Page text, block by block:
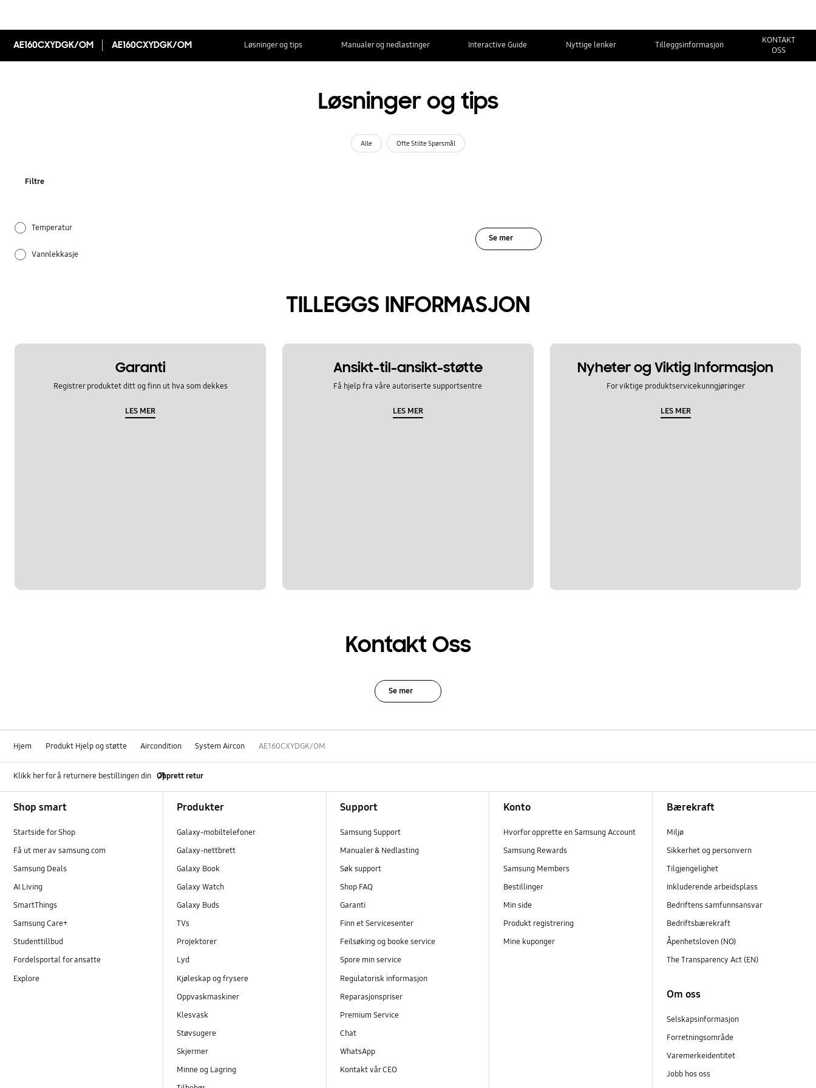
AE160CXYDGK/OM AE160CXYDGK/OM Løsninger og tips Manualer og nedlastinger Interactive Guide Nyttige lenker Tilleggsinformasjon
KONTAKT
OSS
Løsninger og tips
Alle Ofte Stilte Spørsmål
Filtre
Temperatur
Vannlekkasje
Se mer
TILLEGGS INFORMASJON
Garanti
Registrer produktet ditt og finn ut hva som dekkes
LES MER
Ansikt-til-ansikt-støtte
Få hjelp fra våre autoriserte supportsentre
LES MER
Nyheter og Viktig Informasjon
For viktige produktservicekunngjøringer
LES MER
Kontakt Oss
Se mer
Hjem Produkt Hjelp og støtte Aircondition System Aircon AE160CXYDGK/OM
Klikk her for å returnere bestillingen din Opprett retur
Shop smart
Startside for Shop
Få ut mer av samsung.com
Samsung Deals
AI Living
SmartThings
Samsung Care+
Studenttillbud
Fordelsportal for ansatte
Explore
Produkter
Galaxy-mobiltelefoner
Galaxy-nettbrett
Galaxy Book
Galaxy Watch
Galaxy Buds
TVs
Projektorer
Lyd
Kjøleskap og frysere
Oppvaskmaskiner
Klesvask
Støvsugere
Skjermer
Minne og Lagring
Support
Samsung Support
Manualer & Nedlasting
Søk support
Shop FAQ
Garanti
Finn et Servicesenter
Feilsøking og booke service
Spore min service
Regulatorisk informasjon
Reparasjonspriser
Premium Service
Chat
WhatsApp
Kontakt vår CEO
Konto
Hvorfor opprette en Samsung Account
Samsung Rewards
Samsung Members
Bestillinger
Min side
Produkt registrering
Mine kuponger
Bærekraft
Miljø
Sikkerhet og personvern
Tilgjengelighet
Inkluderende arbeidsplass
Bedriftens samfunnsansvar
Bedriftsbærekraft
Åpenhetsloven (NO)
The Transparency Act (EN)
Om oss
Selskapsinformasjon
Forretningsområde
Varemerkeidentitet
Jobb hos oss